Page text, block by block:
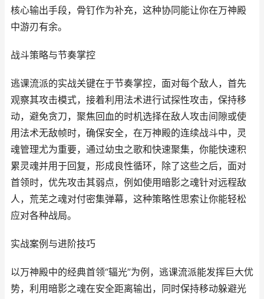
核心输出手段，骨钉作为补充，这种协同能让你在万神殿
中游刃有余。
战斗策略与节奏掌控
逃课流派的实战关键在于节奏掌控，面对每个敌人，首先
观察其攻击模式，接着利用法术进行试探性攻击，保持移
动，避免贪刀，聚焦回血的时机选择在敌人攻击间隙或使
用法术无敌帧时，确保安全，在万神殿的连续战斗中，灵
魂管理尤为重要，通过幼虫之歌和快速聚集，你能快速积
累灵魂并用于回复，形成良性循环，除了这些之后，面对
首领时，优先攻击其弱点，例如使用暗影之魂针对远程敌
人，荒芜之魂对付密集弹幕，这种策略性思索让你能轻松
应对各种战局。
实战案例与进阶技巧
以万神殿中的经典首领“辐光”为例，逃课流派能发挥巨大优
势，利用暗影之魂在安全距离输出，同时保持移动躲避光